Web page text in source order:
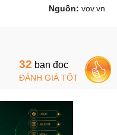
Nguồn: vov.vn
32 bạn đọc
ĐÁNH GIÁ TỐT